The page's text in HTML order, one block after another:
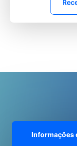
Informações